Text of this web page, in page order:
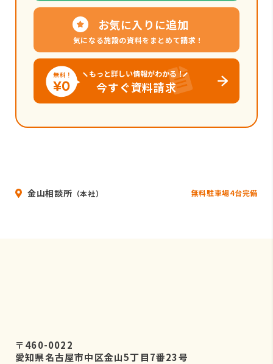
お気に入りに追加
気になる施設の資料をまとめて請求！
もっと詳しい情報がわかる！
今すぐ資料請求
金山相談所 （本社） 無料駐車場4台完備
〒460-0022
愛知県名古屋市中区金山5丁目7番23号